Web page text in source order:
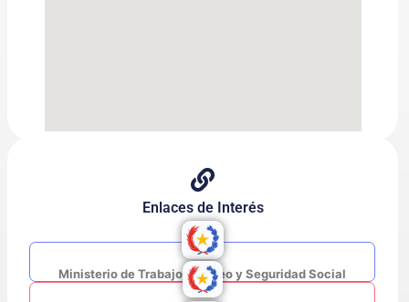
Enlaces de Interés
Ministerio de Trabajo, Empleo y Seguridad Social